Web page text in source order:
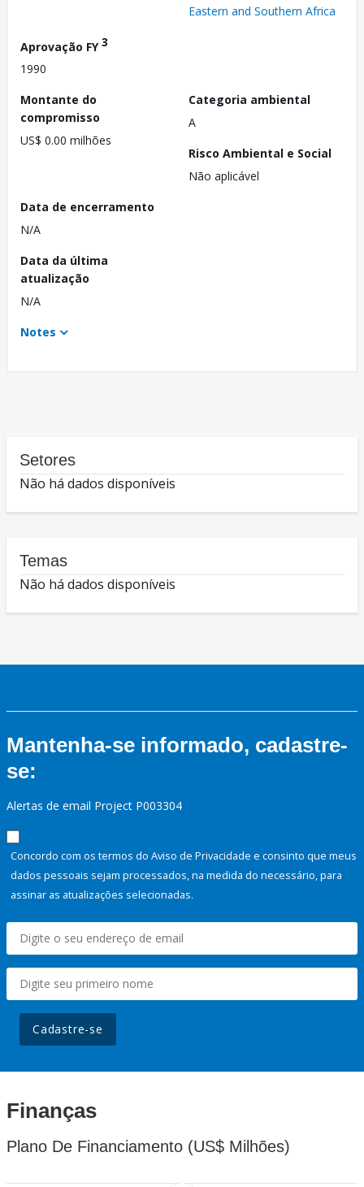
Eastern and Southern Africa
Aprovação FY3
1990
Montante do
compromisso
US$ 0.00 milhões
Categoria ambiental
A
Risco Ambiental e Social
Não aplicável
Data de encerramento
N/A
Data da última
atualização
N/A
Notes
Setores
Não há dados disponíveis
Temas
Não há dados disponíveis
Mantenha-se informado, cadastre-
se:
Alertas de email Project P003304
Concordo com os termos do Aviso de Privacidade e consinto que meus
dados pessoais sejam processados, na medida do necessário, para
assinar as atualizações selecionadas.
Cadastre-se
Finanças
Plano De Financiamento (US$ Milhões)